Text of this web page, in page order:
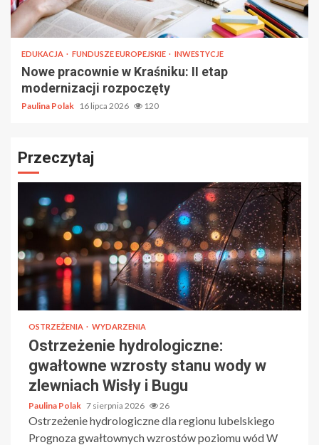
EDUKACJA FUNDUSZE EUROPEJSKIE INWESTYCJE
Nowe pracownie w Kraśniku: II etap
modernizacji rozpoczęty
Paulina Polak 16 lipca 2026 120
Przeczytaj
OSTRZEŻENIA WYDARZENIA
Ostrzeżenie hydrologiczne:
gwałtowne wzrosty stanu wody w
zlewniach Wisły i Bugu
Paulina Polak 7 sierpnia 2026 26
Ostrzeżenie hydrologiczne dla regionu lubelskiego
Prognoza gwałtownych wzrostów poziomu wód W